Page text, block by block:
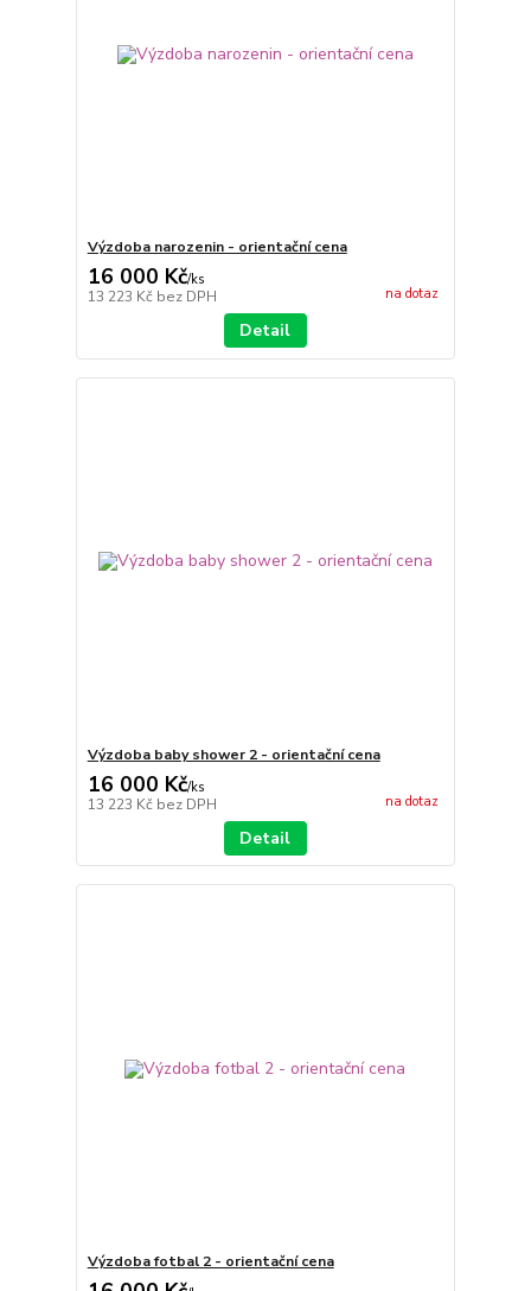
Výzdoba narozenin - orientační cena
16 000 Kč/ks
13 223 Kč bez DPH na dotaz
Detail
Výzdoba baby shower 2 - orientační cena
16 000 Kč/ks
13 223 Kč bez DPH na dotaz
Detail
Výzdoba fotbal 2 - orientační cena